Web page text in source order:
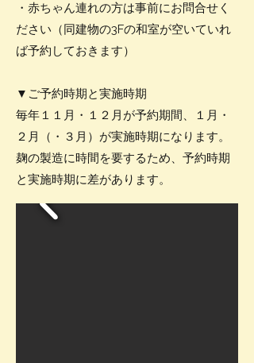
・赤ちゃん連れの方は事前にお問合せく
ださい（同建物の3Fの和室が空いていれ
ば予約しておきます）
▼ご予約時期と実施時期
毎年１１月・１２月が予約期間、１月・
２月（・３月）が実施時期になります。
​麹の製造に時間を要するため、予約時期
と実施時期に差があります。